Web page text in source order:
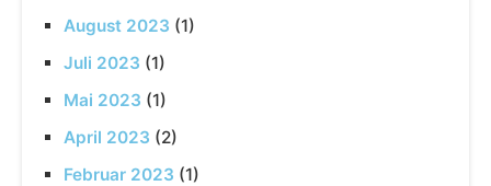
August 2023 (1)
Juli 2023 (1)
Mai 2023 (1)
April 2023 (2)
Februar 2023 (1)